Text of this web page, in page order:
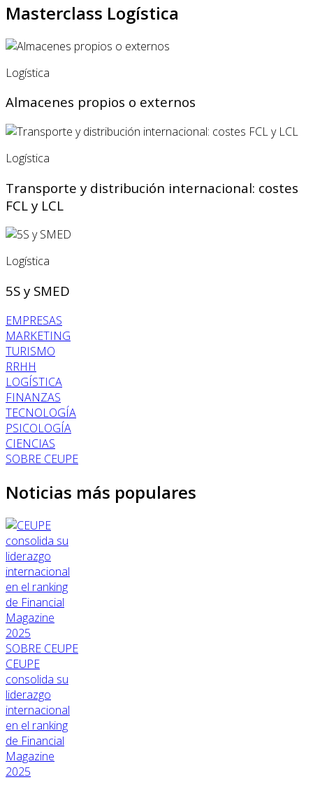
Masterclass Logística
Logística
Almacenes propios o externos
Logística
Transporte y distribución internacional: costes
FCL y LCL
Logística
5S y SMED
EMPRESAS
MARKETING
TURISMO
RRHH
LOGÍSTICA
FINANZAS
TECNOLOGÍA
PSICOLOGÍA
CIENCIAS
SOBRE CEUPE
Noticias más populares
SOBRE CEUPE
CEUPE
consolida su
liderazgo
internacional
en el ranking
de Financial
Magazine
2025